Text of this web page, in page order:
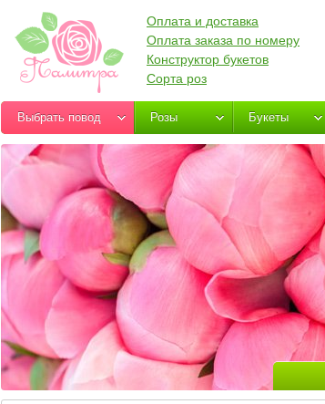
Оплата и доставка
Оплата заказа по номеру
Конструктор букетов
Сорта роз
Выбрать повод Розы Букеты